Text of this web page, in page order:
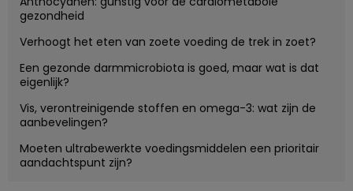
gezondheid
Verhoogt het eten van zoete voeding de trek in zoet?
Een gezonde darmmicrobiota is goed, maar wat is dat
eigenlijk?
Vis, verontreinigende stoffen en omega-3: wat zijn de
aanbevelingen?
Moeten ultrabewerkte voedingsmiddelen een prioritair
aandachtspunt zijn?